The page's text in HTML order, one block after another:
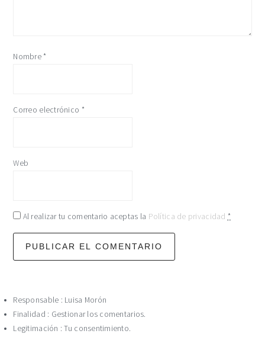
Nombre *
Correo electrónico *
Web
Al realizar tu comentario aceptas la Política de privacidad *
Responsable : Luisa Morón
Finalidad : Gestionar los comentarios.
Legitimación : Tu consentimiento.